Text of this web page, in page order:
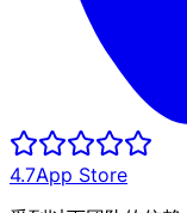
4.7App Store